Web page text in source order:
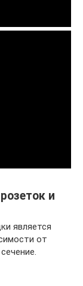
и
является
от